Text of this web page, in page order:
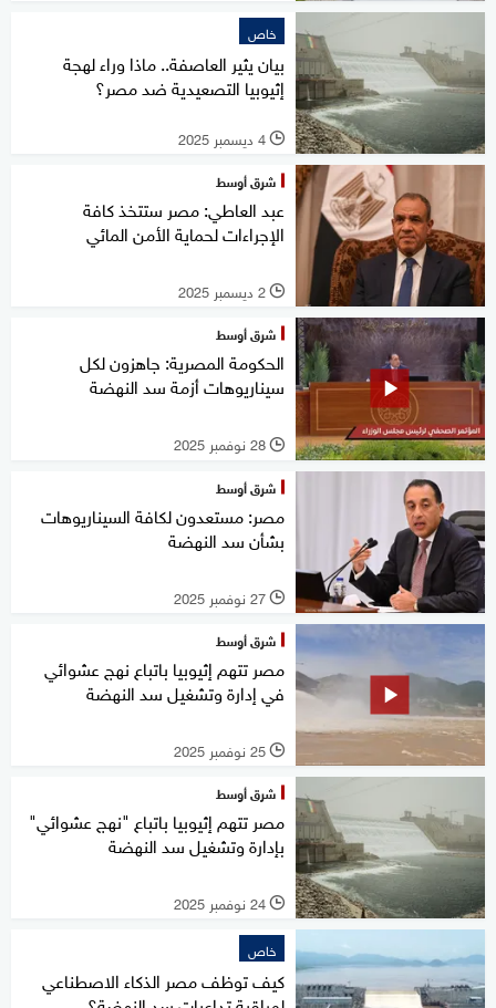
خاص
بيان يثير العاصفة.. ماذا وراء لهجة
إثيوبيا التصعيدية ضد مصر؟
l 4 ديسمبر 2025
شرق أوسط
عبد العاطي: مصر ستتخذ كافة
الإجراءات لحماية الأمن المائي
l 2 ديسمبر 2025
شرق أوسط
الحكومة المصرية: جاهزون لكل
سيناريوهات أزمة سد النهضة
l 28 نوفمبر 2025
شرق أوسط
مصر: مستعدون لكافة السيناريوهات
بشأن سد النهضة
l 27 نوفمبر 2025
شرق أوسط
مصر تتهم إثيوبيا باتباع نهج عشوائي
في إدارة وتشغيل سد النهضة
l 25 نوفمبر 2025
شرق أوسط
مصر تتهم إثيوبيا باتباع "نهج عشوائي"
بإدارة وتشغيل سد النهضة
l 24 نوفمبر 2025
خاص
كيف توظف مصر الذكاء الاصطناعي